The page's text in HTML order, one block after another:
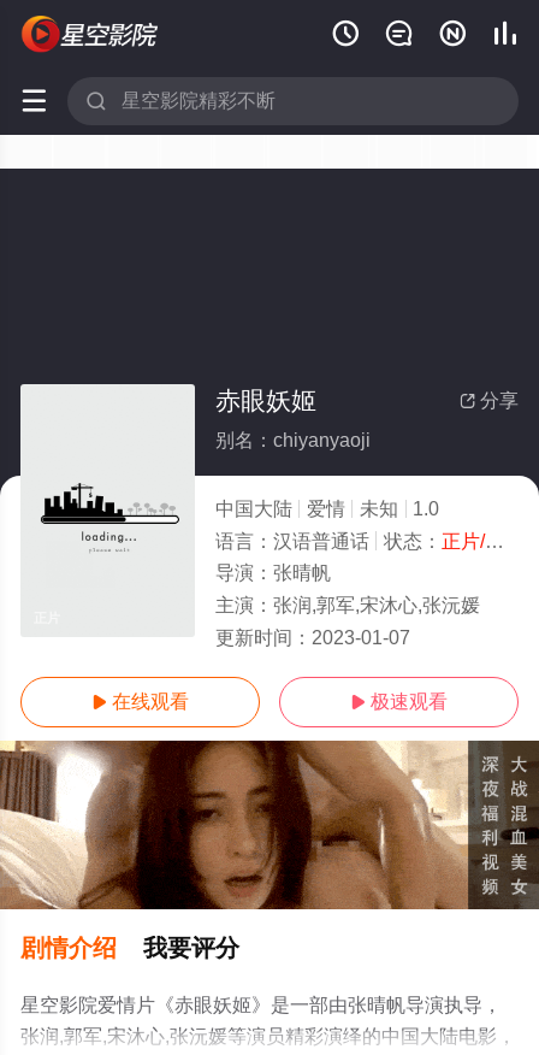
   
 
 分享
赤眼妖姬
别名：chiyanyaoji
中国大陆 爱情 未知
1.0
语言： 汉语普通话 状态： 正片/高清
导演： 张晴帆
主演： 张润,郭军,宋沐心,张沅媛
更新时间： 2023-01-07
 在线观看  极速观看
剧情介绍 我要评分
星空影院爱情片《赤眼妖姬》是一部由张晴帆导演执导，
张润,郭军,宋沐心,张沅媛等演员精彩演绎的中国大陆电影，